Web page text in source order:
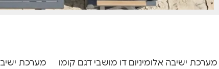
משלוח חינם
מערכת ישיבה אלומיניום דו מושבי דגם קומו
-24%